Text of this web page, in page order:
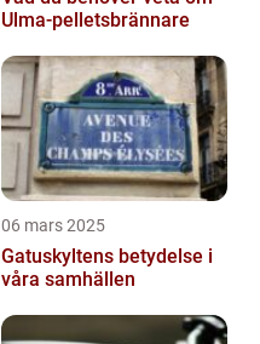
Ulma-pelletsbrännare
06 mars 2025
Gatuskyltens betydelse i
våra samhällen